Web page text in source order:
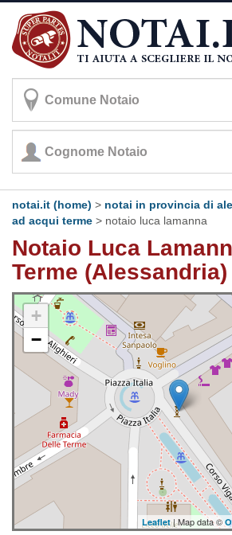
notai.it (home) > notai in provincia di
ad acqui terme > notaio luca lamanna
Notaio Luca
Terme (Alessandria)
+
−
Leaflet| Map data ©